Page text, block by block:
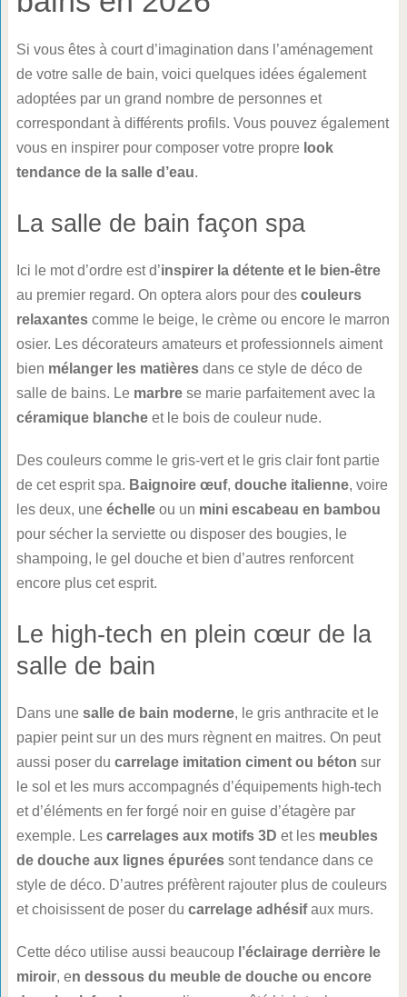
Si vous êtes à court d’imagination dans l’aménagement
de votre salle de bain, voici quelques idées également
adoptées par un grand nombre de personnes et
correspondant à différents profils. Vous pouvez également
vous en inspirer pour composer votre propre look
tendance de la salle d’eau.
La salle de bain façon spa
Ici le mot d’ordre est d’inspirer la détente et le bien-être
au premier regard. On optera alors pour des couleurs
relaxantescomme le beige, le crème ou encore le marron
osier. Les décorateurs amateurs et professionnels aiment
bien mélanger les matièresdans ce style de déco de
salle de bains. Le marbrese marie parfaitement avec la
céramique blancheet le bois de couleur nude.
Des couleurs comme le gris-vert et le gris clair font partie
de cet esprit spa. Baignoire œuf, douche italienne, voire
les deux, une échelleou un mini escabeau en bambou
pour sécher la serviette ou disposer des bougies, le
shampoing, le gel douche et bien d’autres renforcent
encore plus cet esprit.
Le high-tech en plein cœur de la
salle de bain
Dans une salle de bain moderne, le gris anthracite et le
papier peint sur un des murs règnent en maitres. On peut
aussi poser du carrelage imitation ciment ou béton sur
le sol et les murs accompagnés d’équipements high-tech
et d’éléments en fer forgé noir en guise d’étagère par
exemple. Les carrelages aux motifs 3D et les meubles
de douche aux lignes épurées sont tendance dans ce
style de déco. D’autres préfèrent rajouter plus de couleurs
et choisissent de poser du carrelage adhésifaux murs.
Cette déco utilise aussi beaucoup l’éclairage derrière le
miroir, en dessous du meuble de douche ou encore